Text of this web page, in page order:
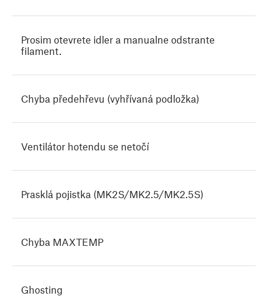
Prosim otevrete idler a manualne odstrante
filament.
Chyba předehřevu (vyhřívaná podložka)
Ventilátor hotendu se netočí
Prasklá pojistka (MK2S/MK2.5/MK2.5S)
Chyba MAXTEMP
Ghosting